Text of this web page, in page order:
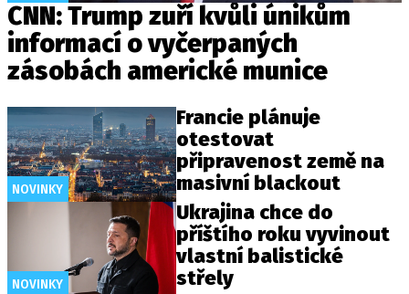
CNN: Trump zuří kvůli únikům
informací o vyčerpaných
zásobách americké munice
NOVINKY
Francie plánuje
otestovat
připravenost země na
masivní blackout
NOVINKY
Ukrajina chce do
příštího roku vyvinout
vlastní balistické
střely